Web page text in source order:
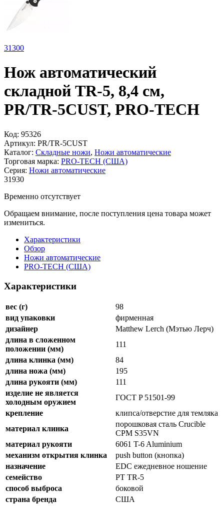
31300
Нож автоматический
складной TR-5, 8,4 см,
PR/TR-5CUST, PRO-TECH
Код: 95326
Артикул: PR/TR-5CUST
Каталог: Складные ножи, Ножи автоматические
Торговая марка: PRO-TECH (США)
Серия: Ножи автоматические
31930
Временно отсутствует
Обращаем внимание, после поступления цена товара может
измениться.
Характеристики
Обзор
Ножи автоматические
PRO-TECH (США)
Характеристики
вес (г)
98
вид упаковки
фирменная
дизайнер
Matthew Lerch (Мэтью Лерч)
длина в сложенном
положении (мм)
111
длина клинка (мм)
84
длина ножа (мм)
195
длина рукояти (мм)
111
изделие не является
холодным оружием
ГОСТ P 51501-99
крепление
клипса/отверстие для темляка
материал клинка
порошковая сталь Crucible
CPM S35VN
материал рукояти
6061 T-6 Aluminium
механизм открытия клинка
push button (кнопка)
назначение
EDC ежедневное ношение
семейство
PT TR-5
способ выброса
боковой
страна бренда
США